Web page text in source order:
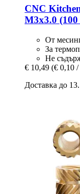
CNC
M3x3.0
От
За
Не
€ 10,49 (€ 0,10
Доставка до